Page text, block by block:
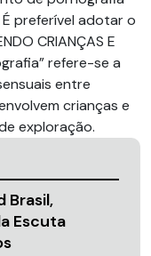
É preferível adotar o
CRIANÇAS E
refere-se a
entre
crianças e
exploração.
Brasil,
Escuta